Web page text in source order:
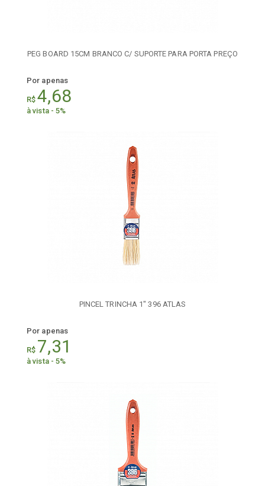
PEG BOARD 15CM BRANCO C/ SUPORTE PARA PORTA PREÇO
Por apenas
R$4,68
à vista - 5%
PINCEL TRINCHA 1" 396 ATLAS
Por apenas
R$ 7,31
à vista - 5%